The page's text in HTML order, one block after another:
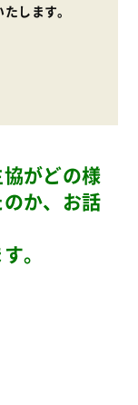
します。
がどの様
か、お話
。